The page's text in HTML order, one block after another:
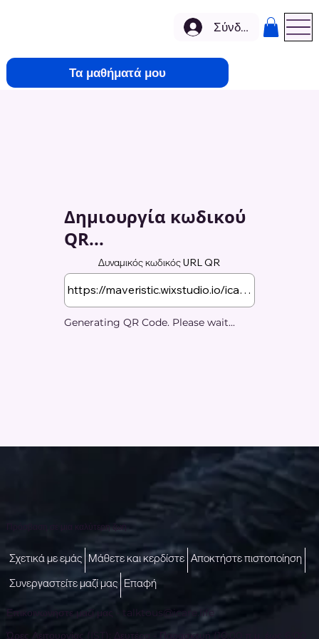
Τα μαθήματά μου
Σύνδεση
Δημιουργία κωδικού
QR...
Δυναμικός κωδικός URL QR
Generating QR Code. Please wait...
Πρόσβαση σε μια καλύτερη ζωή
Επικοινωνήστε μαζί μας - talktous@icare.life
Σχετικά με εμάς Μάθετε και κερδίστε Αποκτήστε πιστοποίηση
Συνεργαστείτε μαζί μας Επαφή
Ώρες Λειτουργίας (IST): Δευτέρα - Παρασκευή (10:00 π.μ. έως 6:00